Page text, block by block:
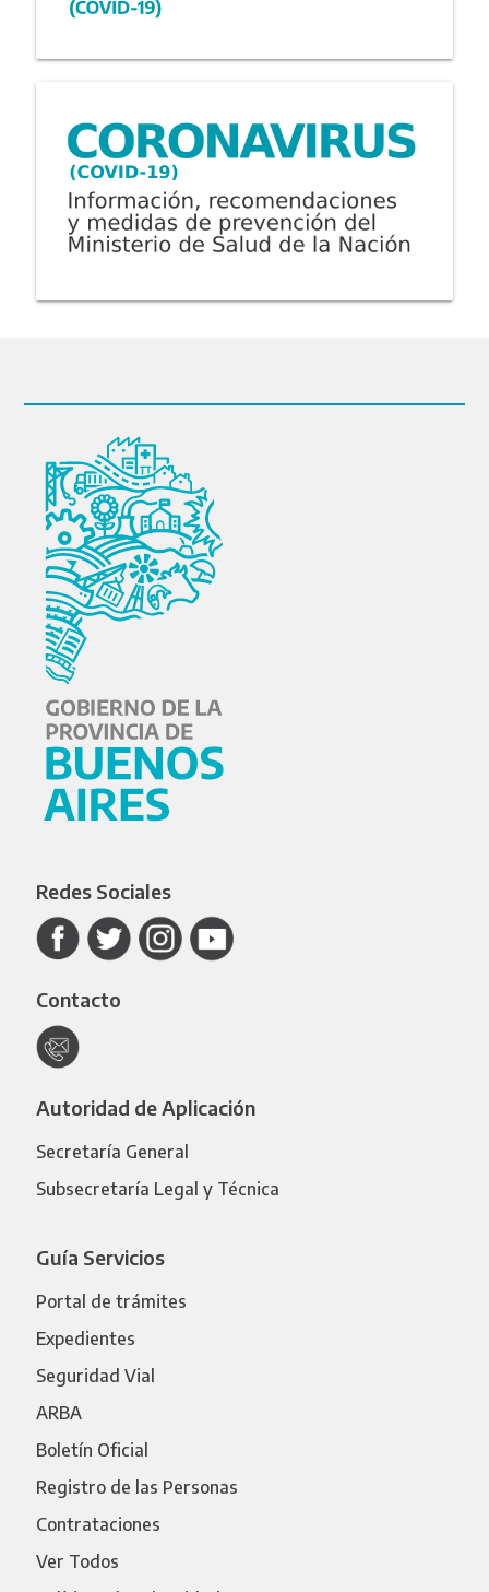
Redes Sociales
Contacto
Autoridad de Aplicación
Secretaría General
Subsecretaría Legal y Técnica
Guía Servicios
Portal de trámites
Expedientes
Seguridad Vial
ARBA
Boletín Oficial
Registro de las Personas
Contrataciones
Ver Todos